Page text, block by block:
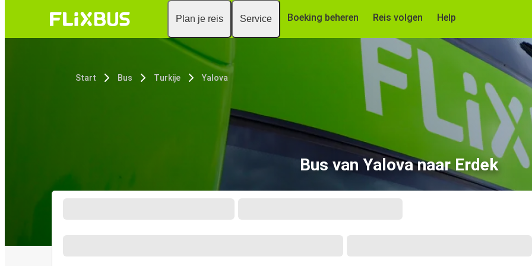
Plan je reis Service Boeking beheren Reis volgen Help
Start Bus Turkije Yalova
Bus van Yalova naar Erdek